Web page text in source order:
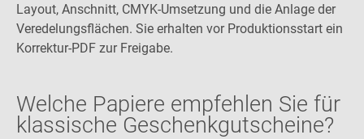
Layout, Anschnitt, CMYK-Umsetzung und die Anlage der
Veredelungsflächen. Sie erhalten vor Produktionsstart ein
Korrektur-PDF zur Freigabe.
Welche Papiere empfehlen Sie für
klassische Geschenkgutscheine?